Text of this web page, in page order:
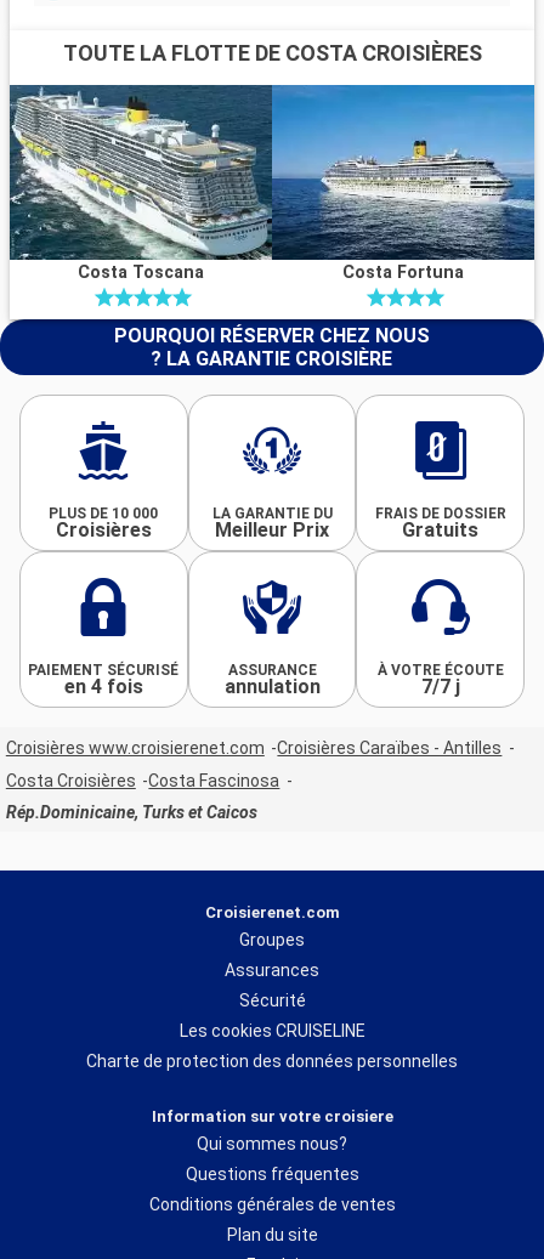
TOUTE LA FLOTTE DE COSTA CROISIÈRES
Costa Toscana Costa Fortuna
POURQUOI RÉSERVER CHEZ NOUS
? LA GARANTIE CROISIÈRE
PLUS DE 10 000
Croisières
LA GARANTIE DU
Meilleur Prix
FRAIS DE DOSSIER
Gratuits
PAIEMENT SÉCURISÉ
en 4 fois
ASSURANCE
annulation
À VOTRE ÉCOUTE
7/7 j
Croisières www.croisierenet.com
Croisières Caraïbes - Antilles
Costa Croisières
Costa Fascinosa
Rép.Dominicaine, Turks et Caicos
Croisierenet.com
Groupes
Assurances
Sécurité
Les cookies CRUISELINE
Charte de protection des données personnelles
Information sur votre croisiere
Qui sommes nous?
Questions fréquentes
Conditions générales de ventes
Plan du site